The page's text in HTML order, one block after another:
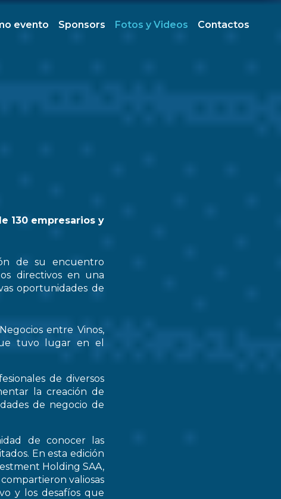
evento Sponsors Fotos y Videos Contactos
130 empresarios y
de su encuentro
directivos en una
oportunidades de
entre Vinos,
tuvo lugar en el
de diversos
la creación de
de negocio de
de conocer las
En esta edición
Holding SAA,
valiosas
y los desafíos que